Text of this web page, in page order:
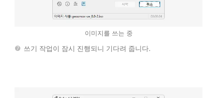
이미지를 쓰는 중
쓰기 작업이 잠시 진행되니 기다려 줍니다.